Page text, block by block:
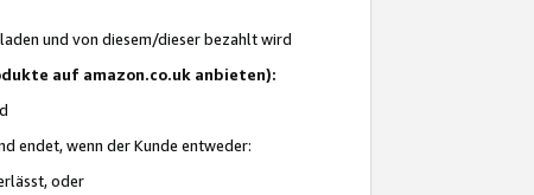
und von diesem/dieser bezahlt wird
auf amazon.co.uk anbieten):
endet, wenn der Kunde entweder:
oder